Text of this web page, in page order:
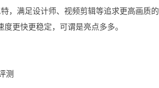
，满足设计师、视频剪辑等追求更高画质的
更快更稳定，可谓是亮点多多。